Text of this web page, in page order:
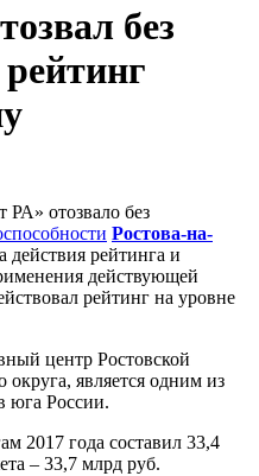
без
РА» отозвало без
Ростова-на-
действия рейтинга и
действующей
рейтинг на уровне
центр Ростовской
является одним из
юга России.
2017 года составил 33,4
– 33,7 млрд руб.